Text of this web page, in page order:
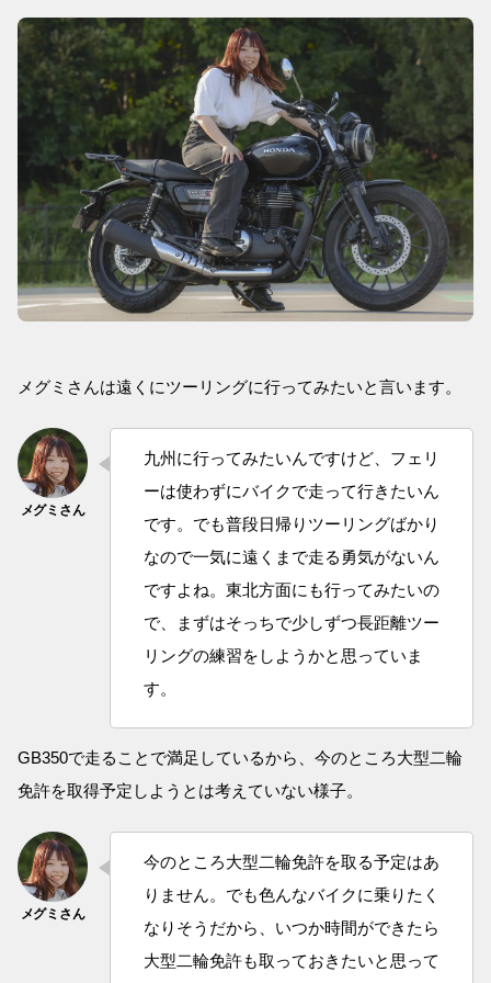
メグミさんは遠くにツーリングに行ってみたいと言います。
九州に行ってみたいんですけど、フェリ
ーは使わずにバイクで走って行きたいん
です。でも普段日帰りツーリングばかり
なので一気に遠くまで走る勇気がないん
ですよね。東北方面にも行ってみたいの
で、まずはそっちで少しずつ長距離ツー
リングの練習をしようかと思っていま
す。
GB350で走ることで満足しているから、今のところ大型二輪
免許を取得予定しようとは考えていない様子。
今のところ大型二輪免許を取る予定はあ
りません。でも色んなバイクに乗りたく
なりそうだから、いつか時間ができたら
大型二輪免許も取っておきたいと思って